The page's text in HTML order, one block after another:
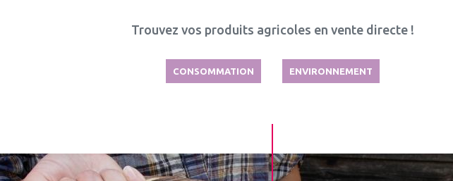
Trouvez vos produits agricoles en vente directe !
CONSOMMATION ENVIRONNEMENT